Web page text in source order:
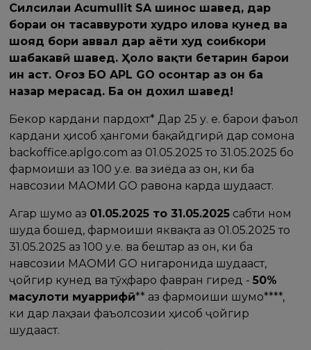
Силсилаи Acumullit SA шинос шавед, дар
бораи он тасаввуроти худро илова кунед ва
шояд бори аввал дар ҳаёти худ соҳибкори
шабакавӣ шавед. Ҳоло вақти беҳтарин барои
ин аст. Оғоз БО APL GO осонтар аз он ба
назар мерасад. Ба он дохил шавед!
Бекор кардани пардохт* Дар 25 у. e. барои фаъол
кардани ҳисоб ҳангоми бақайдгирӣ дар сомона
backoffice.aplgo.com аз 01.05.2025 то 31.05.2025 бо
фармоиши аз 100 у.е. ва зиёда аз он, ки ба
навсозии МАҚОМИ GO равона карда шудааст.
Агар шумо аз 01.05.2025 то 31.05.2025 сабти ном
шуда бошед, фармоиши яквақта аз 01.05.2025 то
31.05.2025 аз 100 у.е. ва бештар аз он, ки ба
навсозии МАҚОМИ GO нигаронида шудааст,
ҷойгир кунед ва тӯҳфаро фавран гиред -50%
маҳсулоти муаррифӣ** аз фармоиши шумо****,
ки дар лаҳзаи фаъолсозии ҳисоб ҷойгир
шудааст.